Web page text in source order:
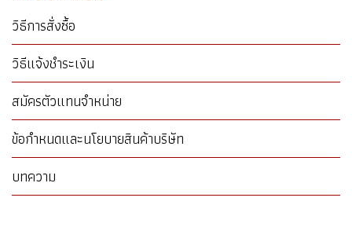
วิธีการสั่งซื้อ
วิธีแจ้งชำระเงิน
สมัครตัวแทนจำหน่าย
ข้อกำหนดและนโยบายสินค้าบริษัท
บทความ